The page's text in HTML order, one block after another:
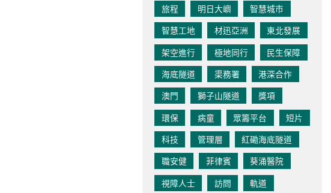
旅程
明日大嶼
智慧城市
智慧工地
材迅亞洲
東北發展
架空進行
極地同行
民生保障
海底隧道
渠務署
港深合作
澳門
獅子山隧道
獎項
環保
病童 眾籌平台
短片
科技
管理層
紅磡海底隧道
職安健
菲律賓
葵涌醫院
視障人士
訪問
軌道